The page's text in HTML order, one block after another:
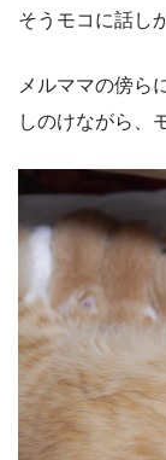
そうモコに話し
メルママの傍ら
しのけながら、